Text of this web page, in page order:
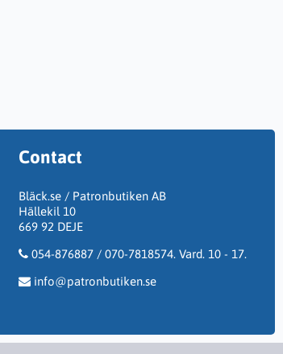
Contact
Bläck.se / Patronbutiken AB
Hällekil 10
669 92 DEJE
054-876887 / 070-7818574. Vard. 10 - 17.
info@patronbutiken.se